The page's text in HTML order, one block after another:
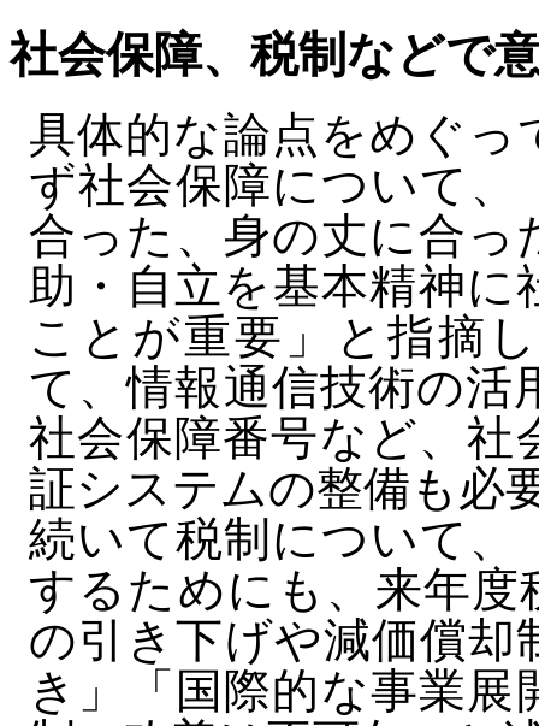
社会保障、税制などで
具体的な論点をめぐっ
ず社会保障について、
合った、身の丈に合っ
助・自立を基本精神に
ことが重要」と指摘
て、情報通信技術の活
社会保障番号など、社
証システムの整備も必
続いて税制について、
するためにも、来年度
の引き下げや減価償却
き」「国際的な事業